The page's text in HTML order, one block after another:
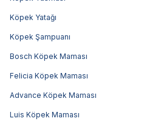
Köpek Yatağı
Köpek Şampuanı
Bosch Köpek Maması
Felicia Köpek Maması
Advance Köpek Maması
Luis Köpek Maması